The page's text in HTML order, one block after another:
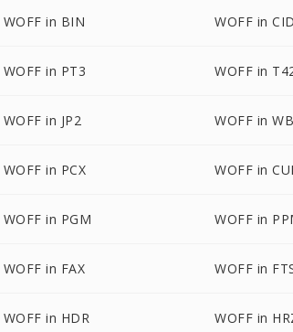
WOFF in BIN WOFF in
WOFF in PT3 WOFF in
WOFF in JP2 WOFF in
WOFF in PCX WOFF in
WOFF in PGM WOFF in
WOFF in FAX WOFF in
WOFF in HDR WOFF in